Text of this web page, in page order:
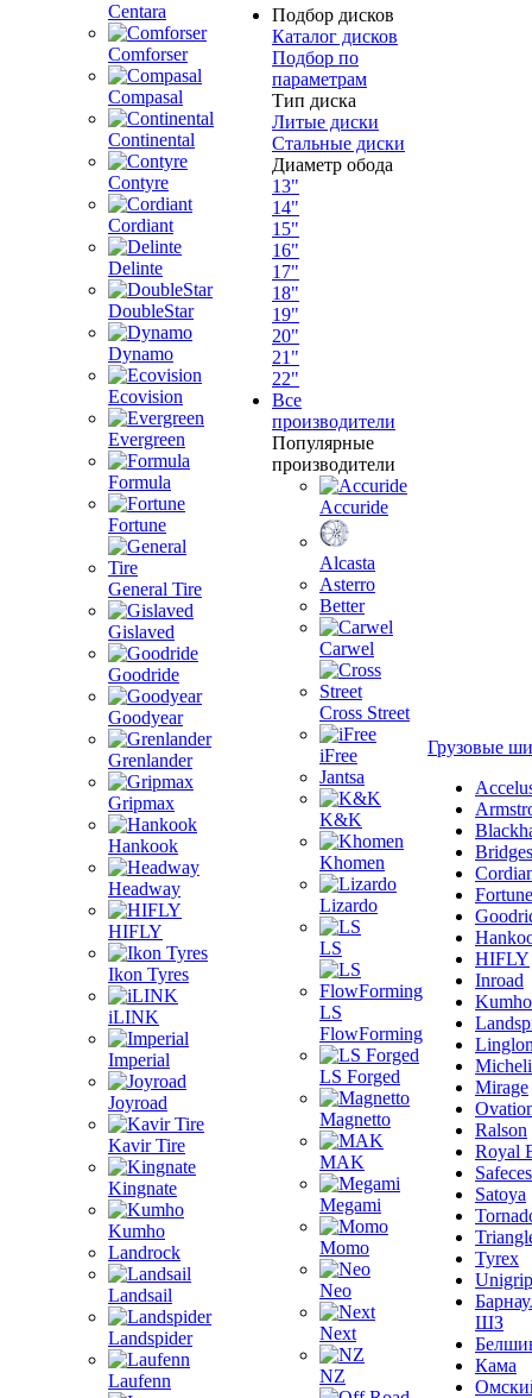
Centara
Comforser
Compasal
Continental
Contyre
Cordiant
Delinte
DoubleStar
Dynamo
Ecovision
Evergreen
Formula
Fortune
General Tire
Gislaved
Goodride
Goodyear
Grenlander
Gripmax
Hankook
Headway
HIFLY
Ikon Tyres
iLINK
Imperial
Joyroad
Kavir Tire
Kingnate
Kumho
Landrock
Landsail
Landspider
Laufenn
Подбор дисков
Каталог дисков
Подбор по
параметрам
Тип диска
Литые диски
Стальные диски
Диаметр обода
13"
14"
15"
16"
17"
18"
19"
20"
21"
22"
Все
производители
Популярные
производители
Accuride
Alcasta
Asterro
Better
Carwel
Cross Street
iFree
Jantsa
K&K
Khomen
Lizardo
LS
LS
FlowForming
LS Forged
Magnetto
MAK
Megami
Momo
Neo
Next
NZ
Грузовые
Fortune
HIFLY
Inroad
Kumho
Mirage
Ralson
Royal
Satoya
Tyrex
Unigrip
ШЗ
Кама